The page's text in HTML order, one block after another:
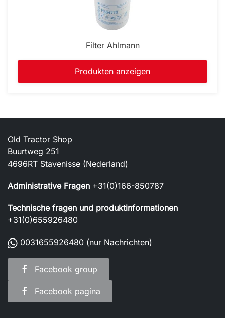
Filter Ahlmann
Produkten anzeigen
Old Tractor Shop
Buurtweg 251
4696RT Stavenisse (Nederland)
Administrative Fragen +31(0)166-850787
Technische fragen und produktinformationen
+31(0)655926480
0031655926480 (nur Nachrichten)
Facebook group
Facebook pagina